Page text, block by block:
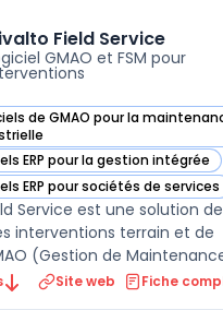
les projets, ainsi que
Field Service
GMAO et FSM pour
de GMAO pour la
Field Service dans cette
ERP pour la gestion intégrée
Field Service dans cette
ERP pour sociétés de services
Field Service dans cette
Service est une solution de
interventions terrain et de
(Gestion de
Ordinateur) éditée par
Site web Fiche